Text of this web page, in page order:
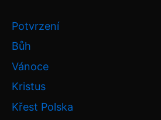
Potvrzení
Bůh
Vánoce
Kristus
Křest Polska